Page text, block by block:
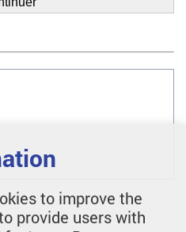
to improve the
provide users with